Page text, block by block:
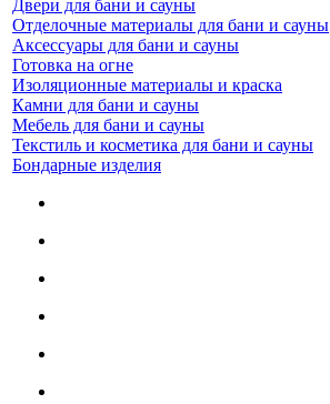
Двери для бани и сауны
Отделочные материалы для бани и сауны
Аксессуары для бани и сауны
Готовка на огне
Изоляционные материалы и краска
Камни для бани и сауны
Мебель для бани и сауны
Текстиль и косметика для бани и сауны
Бондарные изделия